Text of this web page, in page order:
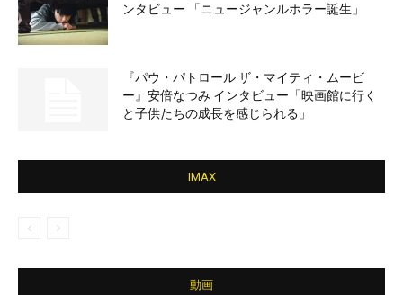
ンタビュー 「ニュージャンルホラー誕生」
『パウ・パトロール ザ・マイティ・ムービ
ー』安倍なつみ インタビュー「映画館に行く
と子供たちの成長を感じられる」
IMAX
動画